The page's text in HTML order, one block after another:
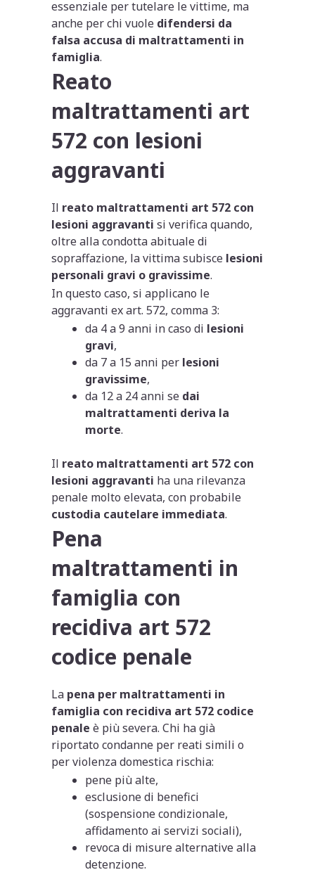
essenziale per tutelare le vittime, ma
anche per chi vuole difendersi da
falsa accusa di maltrattamenti in
famiglia.
Reato
maltrattamenti art
572 con lesioni
aggravanti
Il reato maltrattamenti art 572 con
lesioni aggravanti si verifica quando,
oltre alla condotta abituale di
sopraffazione, la vittima subisce lesioni
personali gravi o gravissime.
In questo caso, si applicano le
aggravanti ex art. 572, comma 3:
da 4 a 9 anni in caso di lesioni
gravi,
da 7 a 15 anni per lesioni
gravissime,
da 12 a 24 anni se dai
maltrattamenti deriva la
morte.
Il reato maltrattamenti art 572 con
lesioni aggravanti ha una rilevanza
penale molto elevata, con probabile
custodia cautelare immediata.
Pena
maltrattamenti in
famiglia con
recidiva art 572
codice penale
La pena per maltrattamenti in
famiglia con recidiva art 572 codice
penale è più severa. Chi ha già
riportato condanne per reati simili o
per violenza domestica rischia:
pene più alte,
esclusione di benefici
(sospensione condizionale,
affidamento ai servizi sociali),
revoca di misure alternative alla
detenzione.